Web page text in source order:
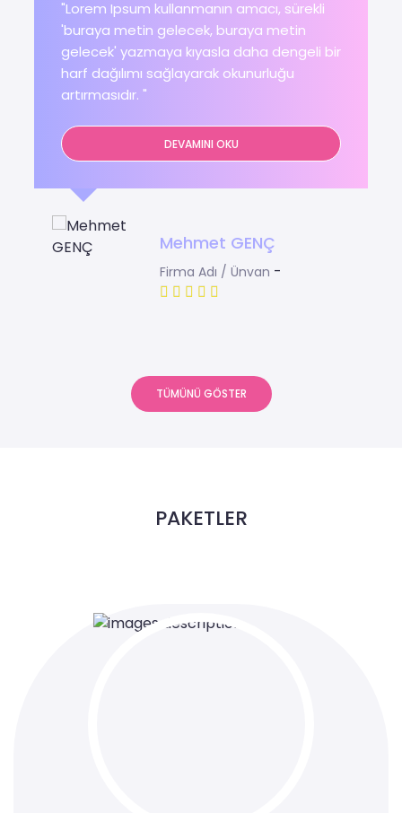
"Lorem Ipsum kullanmanın amacı, sürekli
'buraya metin gelecek, buraya metin
gelecek' yazmaya kıyasla daha dengeli bir
harf dağılımı sağlayarak okunurluğu
artırmasıdır. "
DEVAMINI OKU
Mehmet GENÇ
Firma Adı / Ünvan -
TÜMÜNÜ GÖSTER
PAKETLER